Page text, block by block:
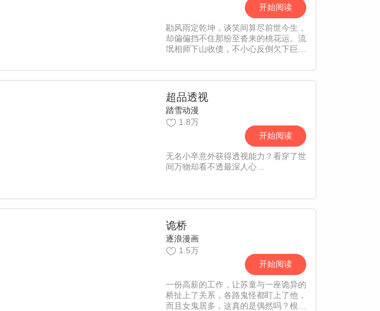
开始阅读
勘风雨定乾坤，谈笑间算尽前世今生，
却偏偏挡不住那纷至沓来的桃花运。流
氓相师下山收债，不小心反倒欠下巨
上萝莉同行，在莺莺燕燕的包围中，搅
动天下大势。根据“逐浪网”同名小说
《极品相师》改编。
超品透视
踏雪动漫
1.8万
开始阅读
无名小卒意外获得透视能力？看穿了世
间万物却看不透最深人心…
诡桥
逐浪漫画
1.5万
开始阅读
一份高薪的工作，让苏童与一座诡异的
桥扯上了关系，各路鬼怪都盯上了他，
而且女鬼居多，这真的是偶然吗？根